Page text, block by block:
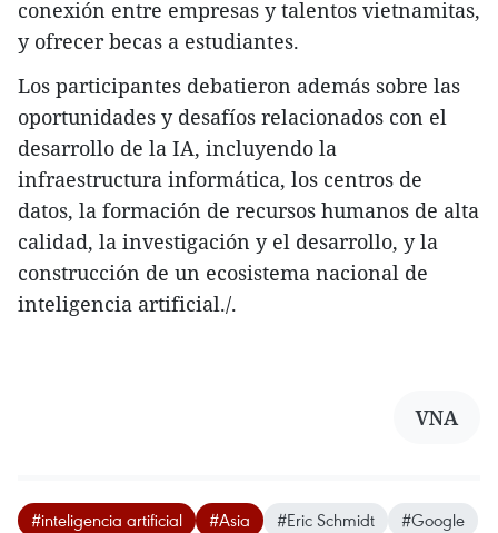
conexión entre empresas y talentos vietnamitas,
y ofrecer becas a estudiantes.
Los participantes debatieron además sobre las
oportunidades y desafíos relacionados con el
desarrollo de la IA, incluyendo la
infraestructura informática, los centros de
datos, la formación de recursos humanos de alta
calidad, la investigación y el desarrollo, y la
construcción de un ecosistema nacional de
inteligencia artificial./.
VNA
#inteligencia artificial #Asia #Eric Schmidt
#Google